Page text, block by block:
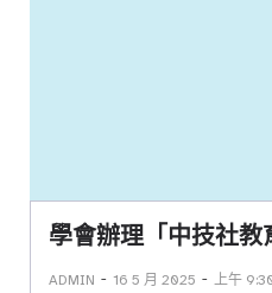
學會辦理「中技社
ADMIN - 16 5 月 2025 - 上午